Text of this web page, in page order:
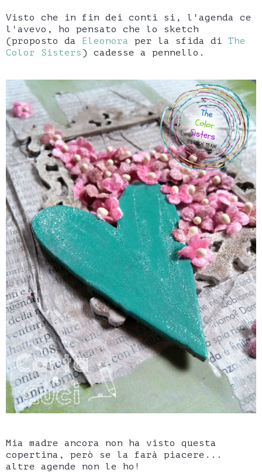
Visto che in fin dei conti si, l'agenda ce
l'avevo, ho pensato che lo sketch
(proposto da Eleonora per la sfida di The
Color Sisters) cadesse a pennello.
Mia madre ancora non ha visto questa
copertina, però se la farà piacere...
altre agende non le ho!